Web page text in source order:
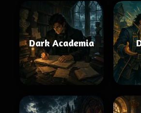
Dark Academia